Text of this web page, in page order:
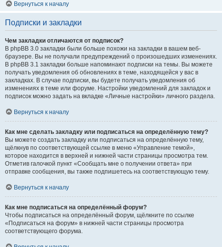
Вернуться к началу
Подписки и закладки
Чем закладки отличаются от подписок?
В phpBB 3.0 закладки были больше похожи на закладки в вашем веб-
браузере. Вы не получали предупреждений о произошедших изменениях.
В phpBB 3.1 закладки больше напоминают подписки на темы. Вы можете
получать уведомления об обновлениях в теме, находящейся у вас в
закладках. В случае подписки, вы будете получать уведомления об
изменениях в теме или форуме. Настройки уведомлений для закладок и
подписок можно задать на вкладке «Личные настройки» личного раздела.
Вернуться к началу
Как мне сделать закладку или подписаться на определённую тему?
Вы можете создать закладку или подписаться на определённую тему,
щёлкнув по соответствующей ссылке в меню «Управление темой»,
которое находится в верхней и нижней части страницы просмотра тем.
Отметив галочкой пункт «Сообщать мне о получении ответа» при
отправке сообщения, вы также подпишетесь на соответствующую тему.
Вернуться к началу
Как мне подписаться на определённый форум?
Чтобы подписаться на определённый форум, щёлкните по ссылке
«Подписаться на форум» в нижней части страницы просмотра
соответствующего форума.